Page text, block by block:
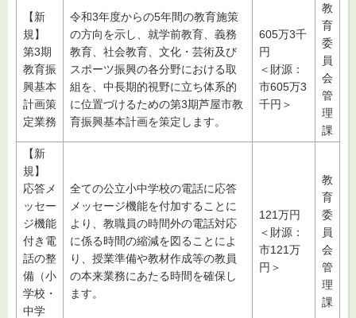
【新
規】
第3期
教育振
興基本
計画策
定業務
令和3年度からの5年間の教育施策
の方向を示し、就学前教育、義務
教育、社会教育、文化・芸術及び
スポーツ振興の各分野における取
組を、中長期的視野に立ち体系的
に位置づけるための第3期芦屋市教
育振興基本計画を策定します。
605万3千
円
＜財源：
市605万3
千円＞
教
育
委
員
会
管
理
課
【新
規】
応答メ
ッセー
ジ機能
付き電
話の整
備（小
学校・
中学
全ての公立小中学校の電話に応答
メッセージ機能を付加することに
より、教職員の時間外の電話対応
に係る時間の縮減を図ることによ
り、授業準備や教材作成等の教員
の本来業務にあたる時間を確保し
ます。
121万円
＜財源：
市121万
円＞
教
育
委
員
会
管
理
課